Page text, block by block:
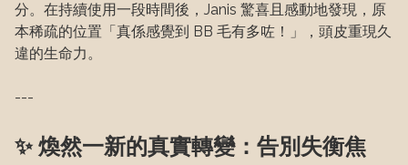
分。在持續使用一段時間後，Janis 驚喜且感動地發現，原
本稀疏的位置「真係感覺到 BB 毛有多咗！」，頭皮重現久
違的生命力。
---
✨ 煥然一新的真實轉變：告別失衡焦